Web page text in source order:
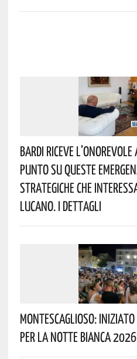
Bardi Riceve
Punto Su Queste
Strategiche Che
Lucano. I Dettagli
Montescaglioso:
Per La Notte Bianca